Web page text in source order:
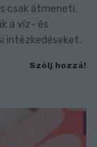
csak átmeneti,
a víz- és
intézkedéseket.
Szólj hozzá!